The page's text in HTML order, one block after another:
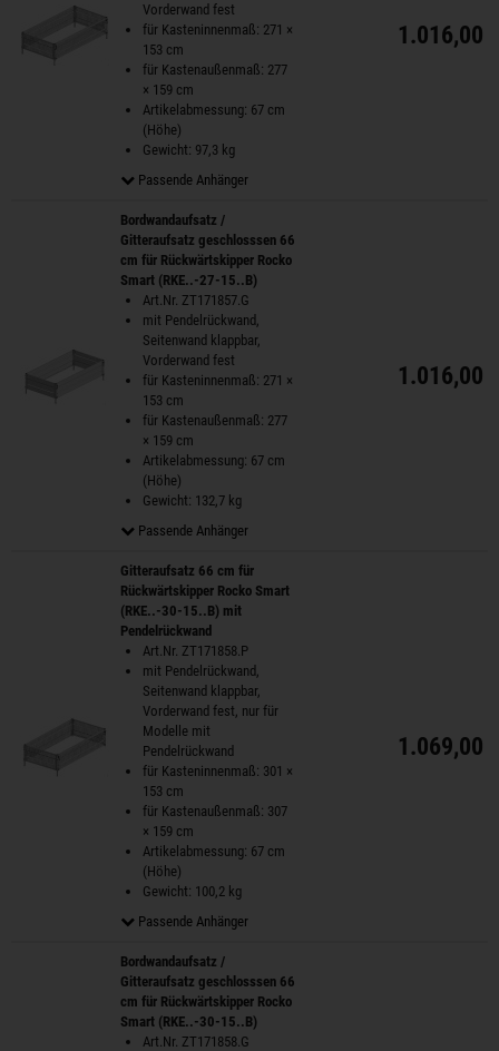
Vorderwand fest
für Kasteninnenmaß: 271 ×
153 cm
für Kastenaußenmaß: 277
× 159 cm
Artikelabmessung: 67 cm
(Höhe)
Gewicht: 97,3 kg
Passende Anhänger
1.016,00
Bordwandaufsatz /
Gitteraufsatz geschlosssen 66
cm für Rückwärtskipper Rocko
Smart (RKE..-27-15..B)
Art.Nr. ZT171857.G
mit Pendelrückwand,
Seitenwand klappbar,
Vorderwand fest
für Kasteninnenmaß: 271 ×
153 cm
für Kastenaußenmaß: 277
× 159 cm
Artikelabmessung: 67 cm
(Höhe)
Gewicht: 132,7 kg
Passende Anhänger
1.016,00
Gitteraufsatz 66 cm für
Rückwärtskipper Rocko Smart
(RKE..-30-15..B) mit
Pendelrückwand
Art.Nr. ZT171858.P
mit Pendelrückwand,
Seitenwand klappbar,
Vorderwand fest, nur für
Modelle mit
Pendelrückwand
für Kasteninnenmaß: 301 ×
153 cm
für Kastenaußenmaß: 307
× 159 cm
Artikelabmessung: 67 cm
(Höhe)
Gewicht: 100,2 kg
Passende Anhänger
1.069,00
Bordwandaufsatz /
Gitteraufsatz geschlosssen 66
cm für Rückwärtskipper Rocko
Smart (RKE..-30-15..B)
Art.Nr. ZT171858.G